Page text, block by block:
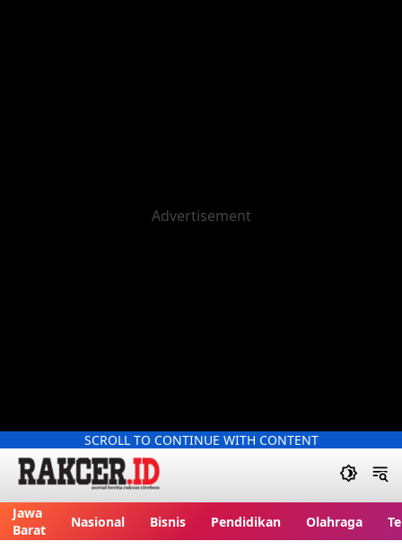
SCROLL TO CONTINUE WITH CONTENT
Jawa
Barat
Nasional Bisnis Pendidikan Olahraga